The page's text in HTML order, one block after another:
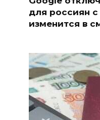
для россиян с
изменится в